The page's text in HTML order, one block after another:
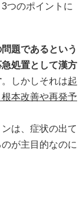
つのポイントに
題であるという
処置として漢方
。しかしそれは起
本改善や再発予
は、症状の出て
が主目的なのに